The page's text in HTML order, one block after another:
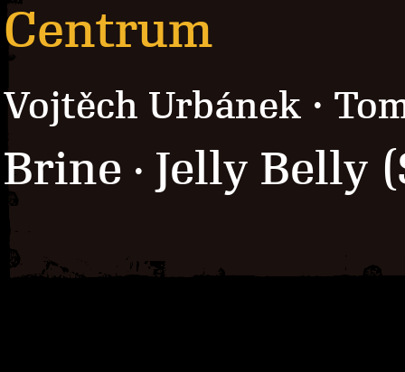
Centrum
Vojtěch Urbánek ·
Brine · Jelly Belly